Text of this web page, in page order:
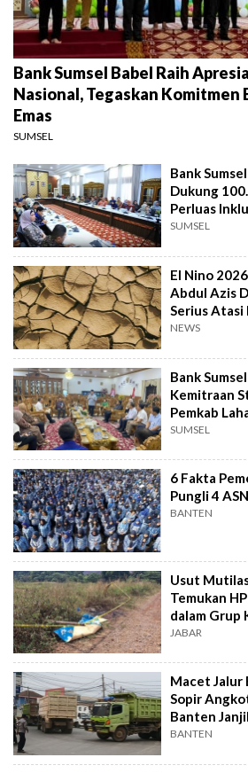
Bank Sumsel Babel Raih
Nasional, Tegaskan Komitmen
Emas
SUMSEL
Bank
Dukung
Perluas
SUMSEL
El Nino
Abdul Azis
Serius Atasi
NEWS
Bank
Kemitraan
Pemkab
Ekonomi
SUMSEL
6 Fakta
Pungli 4
BANTEN
Usut
Temukan
dalam Grup
JABAR
Macet Jalur
Sopir
Banten
Hari Lagi
BANTEN